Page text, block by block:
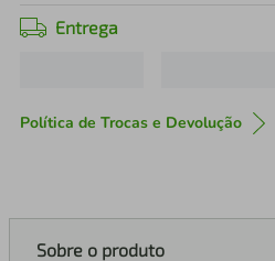
Entrega
Política de Trocas e Devolução
Sobre o produto